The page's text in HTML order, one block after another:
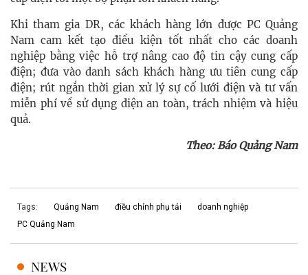
Khi tham gia DR, các khách hàng lớn được PC Quảng
Nam cam kết tạo điều kiện tốt nhất cho các doanh
nghiệp bằng việc hỗ trợ nâng cao độ tin cậy cung cấp
điện; đưa vào danh sách khách hàng ưu tiên cung cấp
điện; rút ngắn thời gian xử lý sự cố lưới điện và tư vấn
miễn phí về sử dụng điện an toàn, trách nhiệm và hiệu
quả.
Theo: Báo Quảng Nam
Tags: Quảng Nam điều chỉnh phụ tải
doanh nghiệp
PC Quảng Nam
NEWS